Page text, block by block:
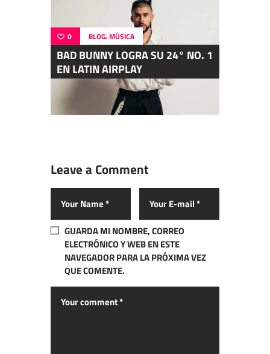
0 BLOG,MÚSICA
BAD BUNNY LOGRA SU 24° NO. 1
EN LATIN AIRPLAY
Leave a Comment
GUARDA MI NOMBRE, CORREO
ELECTRÓNICO Y WEB EN ESTE
NAVEGADOR PARA LA PRÓXIMA VEZ
QUE COMENTE.